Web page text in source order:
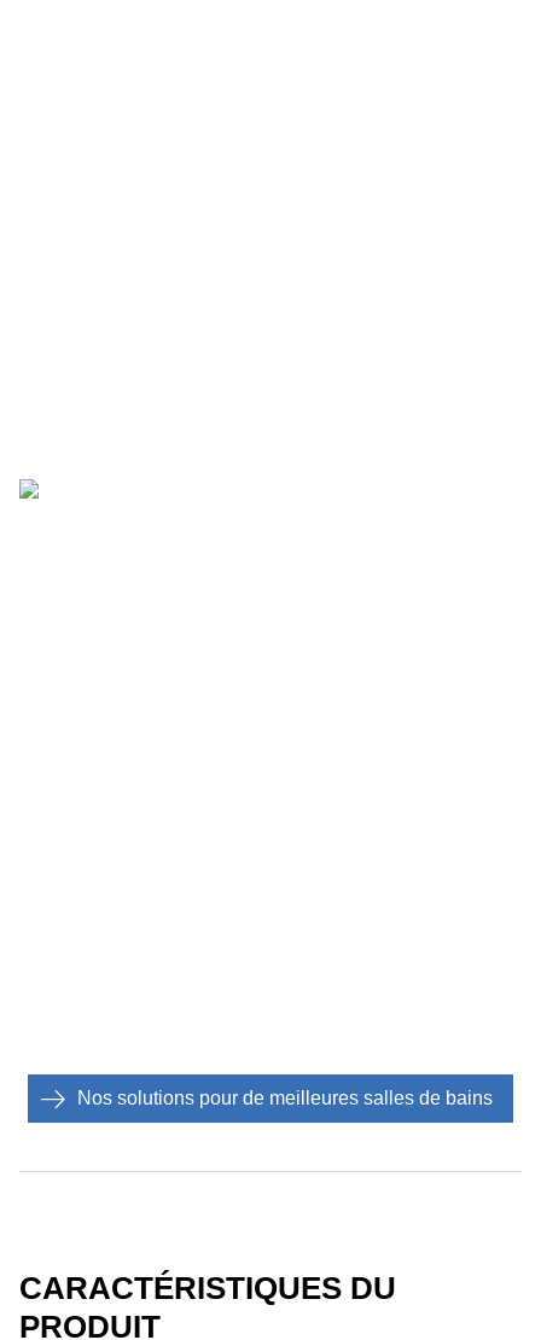
Nos solutions pour de meilleures salles de bains
CARACTÉRISTIQUES DU
PRODUIT